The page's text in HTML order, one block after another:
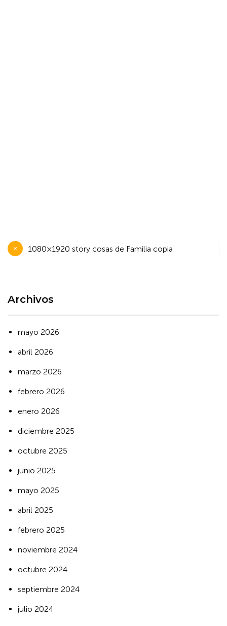
Navegación
de
1080×1920 story cosas de Familia copia
Archivos
mayo 2026
abril 2026
marzo 2026
febrero 2026
enero 2026
diciembre 2025
octubre 2025
junio 2025
mayo 2025
abril 2025
febrero 2025
noviembre 2024
octubre 2024
septiembre 2024
julio 2024